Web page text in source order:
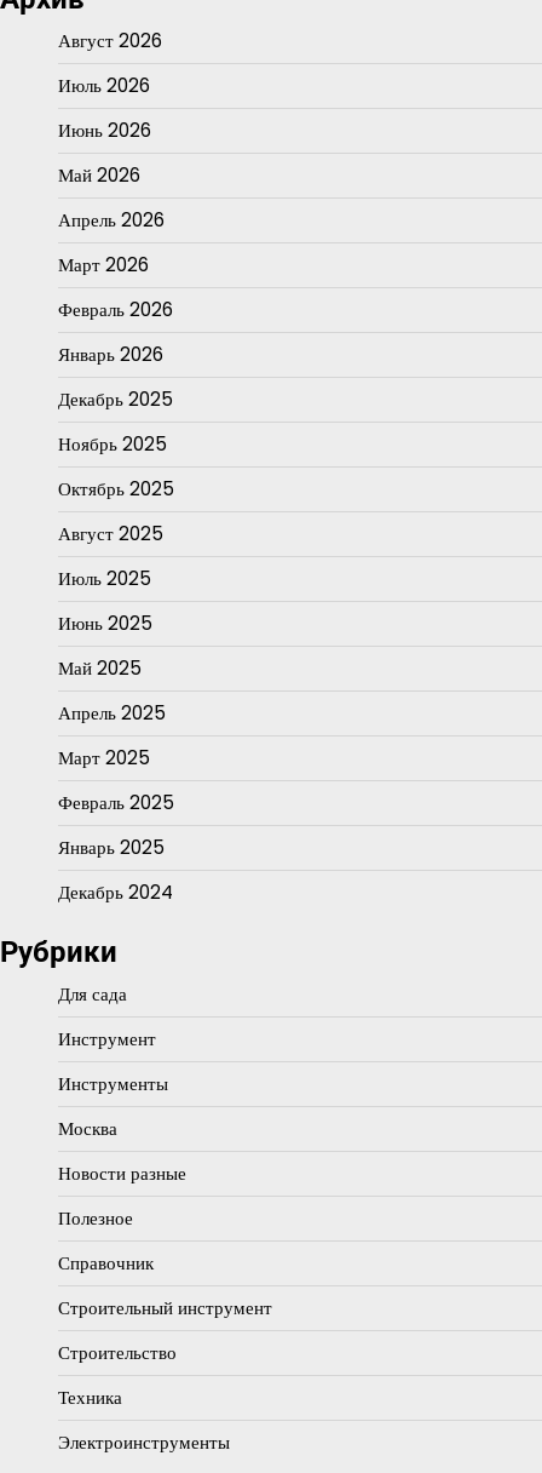
Август 2026
Июль 2026
Июнь 2026
Май 2026
Апрель 2026
Март 2026
Февраль 2026
Январь 2026
Декабрь 2025
Ноябрь 2025
Октябрь 2025
Август 2025
Июль 2025
Июнь 2025
Май 2025
Апрель 2025
Март 2025
Февраль 2025
Январь 2025
Декабрь 2024
Рубрики
Для сада
Инструмент
Инструменты
Москва
Новости разные
Полезное
Справочник
Строительный инструмент
Строительство
Техника
Электроинструменты